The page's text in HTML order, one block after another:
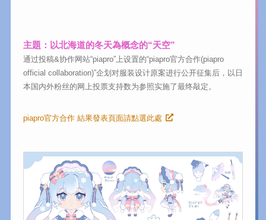
主題： 以北海道的冬天為概念的“天空”
通过投稿&协作网站“piapro”上设置的“piapro官方合作(piapro
official collaboration)”企划对服装设计原案进行公开征集后，以日
本国内外粉丝的网上投票支持数为参照实施了最终敲定。
piapro官方合作 結果發表頁面請點選此處